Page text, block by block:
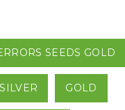
SEEDS GOLD
GOLD